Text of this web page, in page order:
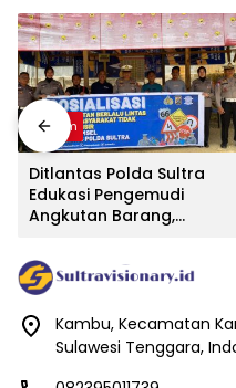
Hukrim
Ditlantas Polda Sultra
Edukasi Pengemudi
Angkutan Barang,
Kendaraan Demi
Keselamatan Berlalu
Lintas
Kambu, Kecamatan
Sulawesi Tenggara,